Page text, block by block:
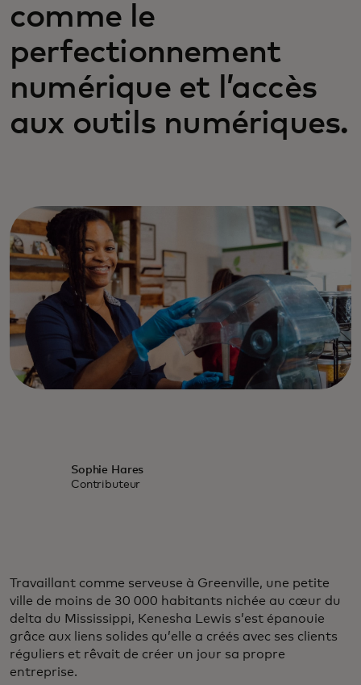
comme le
perfectionnement
numérique et l’accès
aux outils numériques.
Sophie Hares
Contributeur
Travaillant comme serveuse à Greenville, une petite
ville de moins de 30 000 habitants nichée au cœur du
delta du Mississippi, Kenesha Lewis s’est épanouie
grâce aux liens solides qu’elle a créés avec ses clients
réguliers et rêvait de créer un jour sa propre
entreprise.